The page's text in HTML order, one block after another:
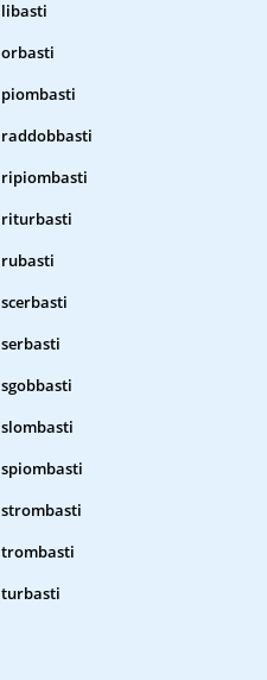
libasti
orbasti
piombasti
raddobbasti
ripiombasti
riturbasti
rubasti
scerbasti
serbasti
sgobbasti
slombasti
spiombasti
strombasti
trombasti
turbasti